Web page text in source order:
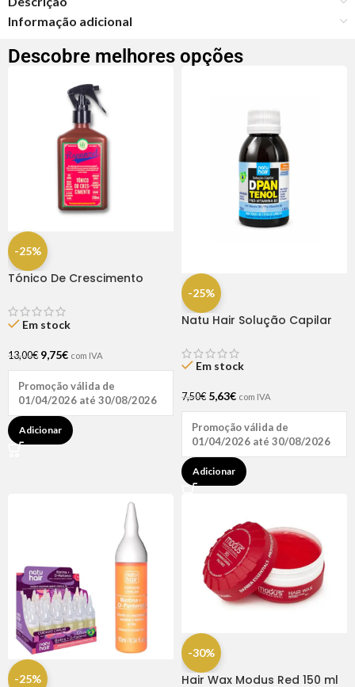
Informação adicional
Descobre melhores opções
-25%
Tónico De Crescimento
Em stock
13,00€ 9,75€ com IVA
Promoção válida de
01/04/2026 até 30/08/2026
Adicionar
-25%
Natu Hair Solução Capilar
Em stock
7,50€ 5,63€ com IVA
Promoção válida de
01/04/2026 até 30/08/2026
Adicionar
-25%
-30%
Hair Wax Modus Red 150 ml